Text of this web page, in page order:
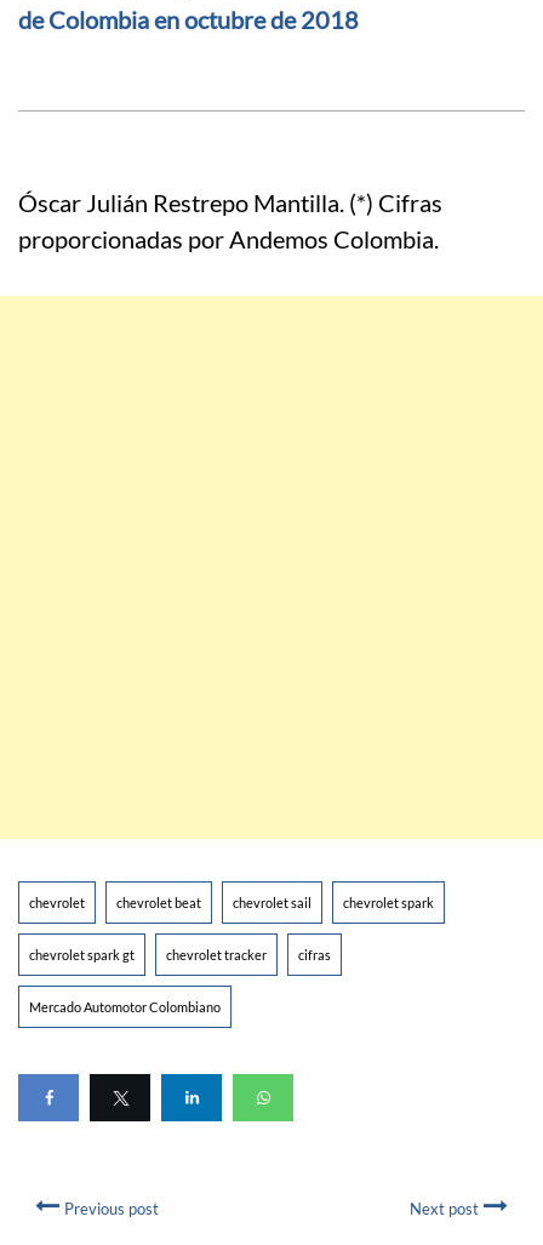
de Colombia en octubre de 2018
Óscar Julián Restrepo Mantilla. (*) Cifras
proporcionadas por Andemos Colombia.
chevrolet chevrolet beat chevrolet sail chevrolet spark
chevrolet spark gt chevrolet tracker cifras
Mercado Automotor Colombiano
Previous post Next post